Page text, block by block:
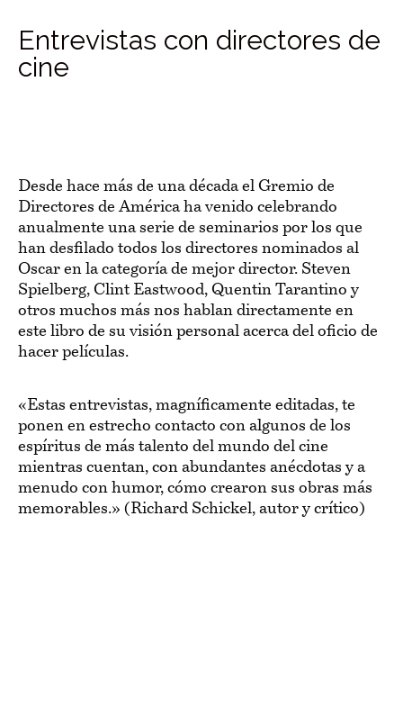
Entrevistas con directores de
cine
Desde hace más de una década el Gremio de
Directores de América ha venido celebrando
anualmente una serie de seminarios por los que
han desfilado todos los directores nominados al
Oscar en la categoría de mejor director. Steven
Spielberg, Clint Eastwood, Quentin Tarantino y
otros muchos más nos hablan directamente en
este libro de su visión personal acerca del oficio de
hacer películas.
«Estas entrevistas, magníficamente editadas, te
ponen en estrecho contacto con algunos de los
espíritus de más talento del mundo del cine
mientras cuentan, con abundantes anécdotas y a
menudo con humor, cómo crearon sus obras más
memorables.» (Richard Schickel, autor y crítico)